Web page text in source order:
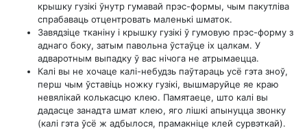
крышку гузікі ўнутр гумавай прэс-формы, чым пакутліва
спрабаваць отцентровать маленькі шматок.
Завядзіце тканіну і крышку гузікі ў гумовую прэс-форму з
аднаго боку, затым павольна ўстаўце іх цалкам. У
адваротным выпадку ў вас нічога не атрымаецца.
Калі вы не хочаце калі-небудзь паўтараць усё гэта зноў,
перш чым ўставіць ножку гузікі, вышмаруйце яе краю
невялікай колькасцю клею. Памятаеце, што калі вы
дадасце занадта шмат клею, яго лішкі апынуцца звонку
(калі гэта ўсё ж адбылося, прамакніце клей сурвэткай).